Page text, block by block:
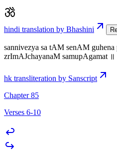
hindi translation by Bhashini
sannivezya sa tAM senAM
zrImAJchayanaM samupAgamat ॥
hk transliteration by Sanscript
Chapter 85
Verses 6-10